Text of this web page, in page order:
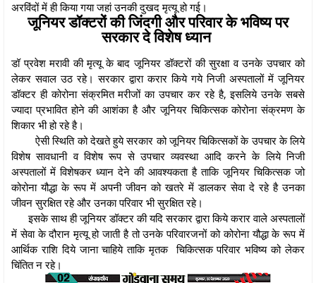
अरविंदों में ही किया गया जहां उनकी दुखद मृत्यू हो गई।
जूनियर डॉक्टरों की जिंदगी और परिवार के भविष्य पर
सरकार दे विशेष ध्यान
डॉ प्रवेश मरावी की मृत्यू के बाद जूनियर डॉक्टरों की सुरक्षा व उनके उपचार को
लेकर सवाल उठ रहे। सरकार द्वारा करार किये गये निजी अस्पतालों में जूनियर
डॉक्टर ही कोरोना संक्रमित मरीजों का उपचार कर रहे है, इसलिये उनके सबसे
ज्यादा प्रभावित होने की आशंका है और जूनियर चिकित्सक कोरोना संक्रमण के
शिकार भी हो रहे है।
ऐसी स्थिति को देखते हुये सरकार को जूनियर चिकित्सकों के उपचार के लिये
विशेष सावधानी व विशेष रूप से उपचार व्यवस्था आदि करने के लिये निजी
अस्पतालों में विशेषकर ध्यान देने की आवश्यकता है ताकि जूनियर चिकित्सक जो
कोरोना यौद्धा के रूप में अपनी जीवन को खतरे में डालकर सेवा दे रहे है उनका
जीवन सुरक्षित रहे और उनका परिवार भी सुरक्षित रहे।
इसके साथ ही जूनियर डॉक्टर की यदि सरकार द्वारा किये करार वाले अस्पतालों
में सेवा के दौरान मृत्यू हो जाती है तो उनके परिवारजनों को कोरोना यौद्धा के रूप में
आर्थिक राशि दिये जाना चाहिये ताकि मृतक चिकित्सक परिवार भविष्य को लेकर
चिंतित न रहे।